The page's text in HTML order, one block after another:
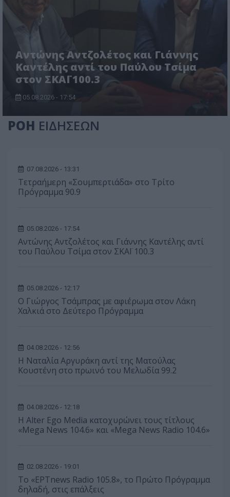
Αντώνης Αντζολέτος και Γιάννης
Καντέλης αντί του Παύλου Τσίμα
στον ΣΚΑΪ 100.3
05.08.2026 - 17:54
ΡΟΗ ΕΙΔΗΣΕΩΝ
07.08.2026 - 13:31
Τετραήμερη «Σουμπερτιάδα» στο Τρίτο
Πρόγραμμα 90.9
05.08.2026 - 17:54
Αντώνης Αντζολέτος και Γιάννης Καντέλης αντί
του Παύλου Τσίμα στον ΣΚΑΪ 100.3
05.08.2026 - 12:17
O Γιώργος Τσάμπρας με αφιέρωμα στον Λάκη
Χαλκιά στο Δεύτερο Πρόγραμμα
04.08.2026 - 12:56
Η Ναταλία Αργυράκη αντί της Ματούλας
Κουστένη στο πρωινό του Μελωδία 99.2
04.08.2026 - 12:18
Η Alter Ego Media κατοχυρώνει τους τίτλους
«Mega News 104.6» και «Mega News Radio 104.6»
02.08.2026 - 19:01
Το «ΕΡΤnews Radio 105.8», το Πρώτο Πρόγραμμα
δηλαδή, στις επάλξεις